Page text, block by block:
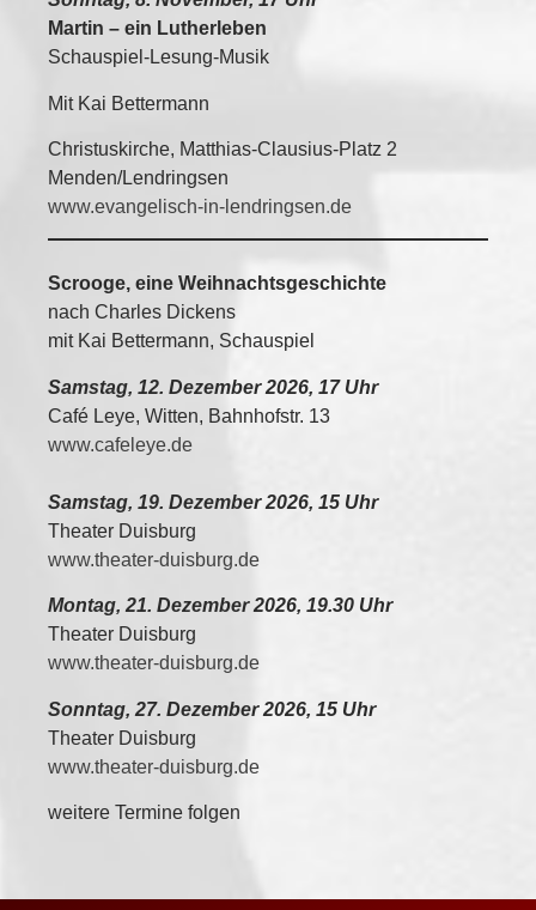
Martin – ein Lutherleben
Schauspiel-Lesung-Musik
Mit Kai Bettermann
Christuskirche, Matthias-Clausius-Platz 2
Menden/Lendringsen
www.evangelisch-in-lendringsen.de
Scrooge, eine Weihnachtsgeschichte
nach Charles Dickens
mit Kai Bettermann, Schauspiel
Samstag, 12. Dezember 2026, 17 Uhr
Café Leye, Witten, Bahnhofstr. 13
www.cafeleye.de
Samstag, 19. Dezember 2026, 15 Uhr
Theater Duisburg
www.theater-duisburg.de
Montag, 21. Dezember 2026, 19.30 Uhr
Theater Duisburg
www.theater-duisburg.de
Sonntag, 27. Dezember 2026, 15 Uhr
Theater Duisburg
www.theater-duisburg.de
weitere Termine folgen